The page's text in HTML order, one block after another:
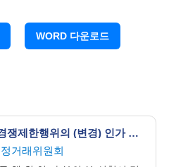
WORD 다운로드
공동행위 및 경쟁제한행위의 (변경) 인가 신청서 및 폐지신고서
거래위원회